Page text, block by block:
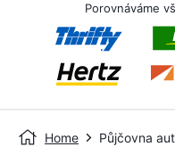
Porovnáváme
Home Půjčovna